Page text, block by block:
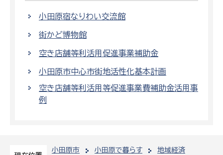
小田原市 小田原で暮らす
地域経済
小田原宿なりわい交流館
街かど博物館
空き店舗等利活用促進事業補助金
小田原市中心市街地活性化基本計画
空き店舗等利活用等促進事業費補助金活用事
例